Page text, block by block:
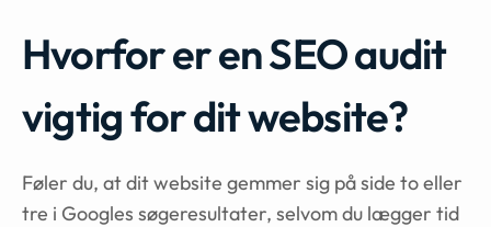
Hvorfor er en SEO audit
vigtig for dit website?
Føler du, at dit website gemmer sig på side to eller
tre i Googles søgeresultater, selvom du lægger tid